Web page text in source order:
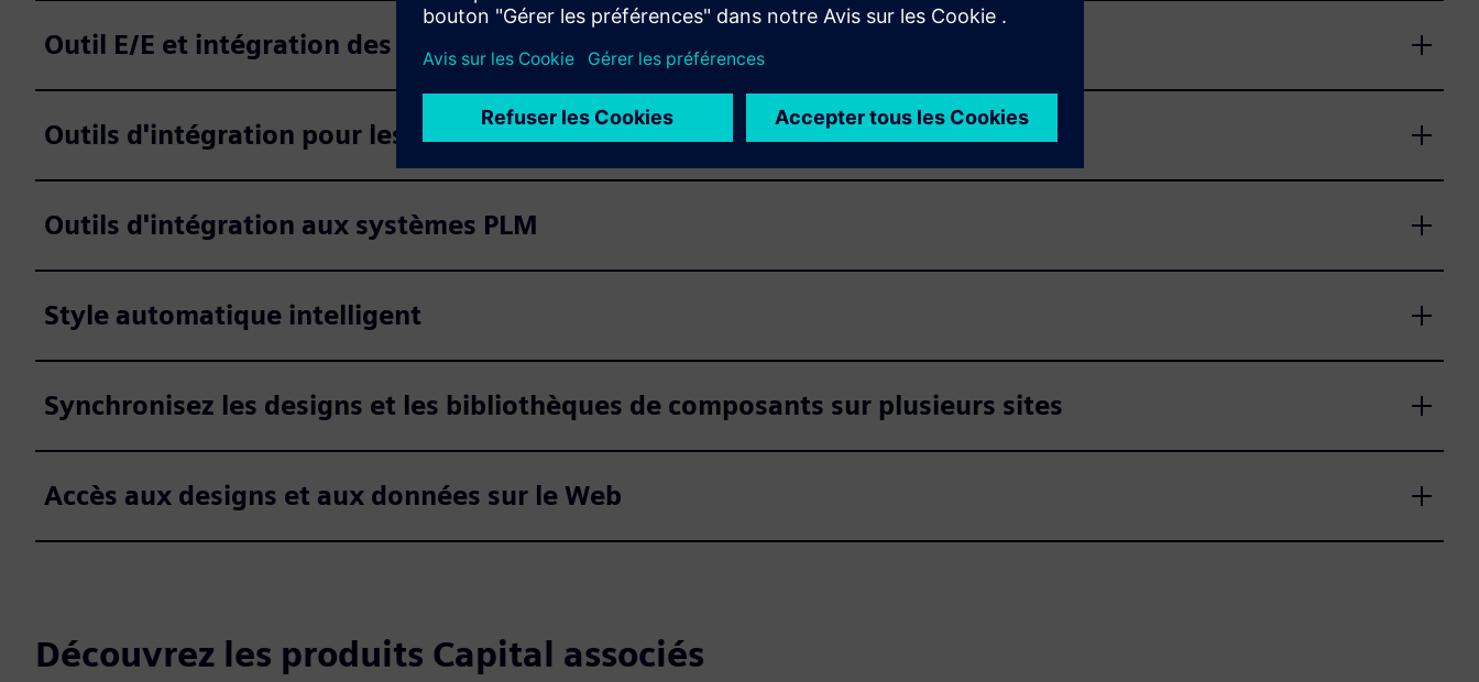
Outil E/E et intégration des données
Outils d'intégration pour les systèmes MCAD
Outils d'intégration aux systèmes PLM
Style automatique intelligent
Synchronisez les designs et les bibliothèques de composants sur plusieurs sites
Accès aux designs et aux données sur le Web
Découvrez les produits Capital associés